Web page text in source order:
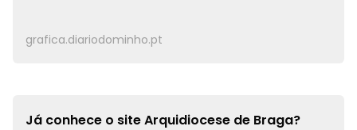
grafica.diariodominho.pt
Já conhece o siteArquidiocese de Braga?